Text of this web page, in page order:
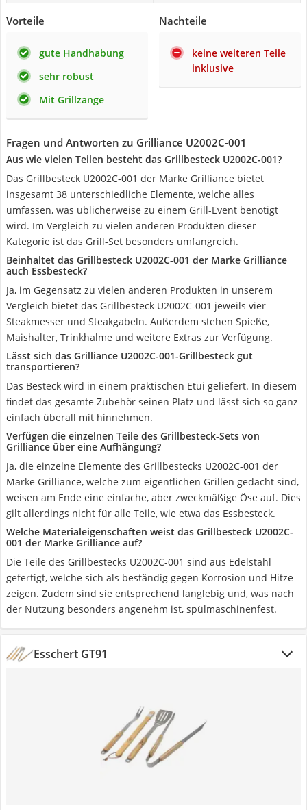
Vorteile
gute Handhabung
sehr robust
Mit Grillzange
Nachteile
keine weiteren Teile
inklusive
Fragen und Antworten zu Grilliance U2002C-001
Aus wie vielen Teilen besteht das Grillbesteck U2002C-001?
Das Grillbesteck U2002C-001 der Marke Grilliance bietet
insgesamt 38 unterschiedliche Elemente, welche alles
umfassen, was üblicherweise zu einem Grill-Event benötigt
wird. Im Vergleich zu vielen anderen Produkten dieser
Kategorie ist das Grill-Set besonders umfangreich.
Beinhaltet das Grillbesteck U2002C-001 der Marke Grilliance
auch Essbesteck?
Ja, im Gegensatz zu vielen anderen Produkten in unserem
Vergleich bietet das Grillbesteck U2002C-001 jeweils vier
Steakmesser und Steakgabeln. Außerdem stehen Spieße,
Maishalter, Trinkhalme und weitere Extras zur Verfügung.
Lässt sich das Grilliance U2002C-001-Grillbesteck gut
transportieren?
Das Besteck wird in einem praktischen Etui geliefert. In diesem
findet das gesamte Zubehör seinen Platz und lässt sich so ganz
einfach überall mit hinnehmen.
Verfügen die einzelnen Teile des Grillbesteck-Sets von
Grilliance über eine Aufhängung?
Ja, die einzelne Elemente des Grillbestecks U2002C-001 der
Marke Grilliance, welche zum eigentlichen Grillen gedacht sind,
weisen am Ende eine einfache, aber zweckmäßige Öse auf. Dies
gilt allerdings nicht für alle Teile, wie etwa das Essbesteck.
Welche Materialeigenschaften weist das Grillbesteck U2002C-
001 der Marke Grilliance auf?
Die Teile des Grillbestecks U2002C-001 sind aus Edelstahl
gefertigt, welche sich als beständig gegen Korrosion und Hitze
zeigen. Zudem sind sie entsprechend langlebig und, was nach
der Nutzung besonders angenehm ist, spülmaschinenfest.
Esschert GT91